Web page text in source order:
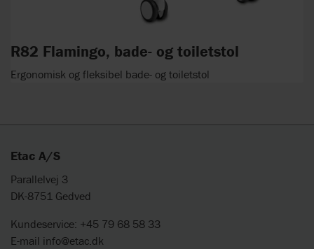
R82 Flamingo, bade- og toiletstol
Ergonomisk og fleksibel bade- og toiletstol
Etac A/S
Parallelvej 3
DK-8751 Gedved
Kundeservice: +45 79 68 58 33
E-mail info@etac.dk